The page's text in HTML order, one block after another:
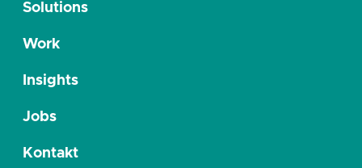
Solutions
Work
Insights
Jobs
Kontakt